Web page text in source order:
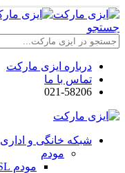
جستجو
درباره ایزی مارکت
تماس با ما
021-58206
شبکه خانگی و اداری
مودم
مودم ADSL و VDSL